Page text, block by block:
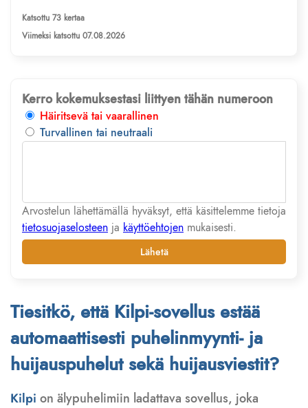
Katsottu 73 kertaa
Viimeksi katsottu 07.08.2026
Kerro kokemuksestasi liittyen tähän numeroon
Häiritsevä tai vaarallinen
Turvallinen tai neutraali
Arvostelun lähettämällä hyväksyt, että käsittelemme tietoja
tietosuojaselosteen ja käyttöehtojen mukaisesti.
Lähetä
Tiesitkö, että Kilpi-sovellus estää
automaattisesti puhelinmyynti- ja
huijauspuhelut sekä huijausviestit?
Kilpi on älypuhelimiin ladattava sovellus, joka